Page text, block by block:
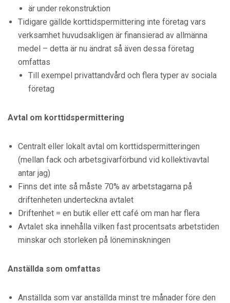
är under rekonstruktion
Tidigare gällde korttidspermittering inte företag vars
verksamhet huvudsakligen är finansierad av allmänna
medel – detta är nu ändrat så även dessa företag
omfattas
Till exempel privattandvård och flera typer av sociala
företag
Avtal om korttidspermittering
Centralt eller lokalt avtal om korttidspermitteringen
(mellan fack och arbetsgivarförbund vid kollektivavtal
antar jag)
Finns det inte så måste 70% av arbetstagarna på
driftenheten underteckna avtalet
Driftenhet = en butik eller ett café om man har flera
Avtalet ska innehålla vilken fast procentsats arbetstiden
minskar och storleken på löneminskningen
Anställda som omfattas
Anställda som var anställda minst tre månader före den